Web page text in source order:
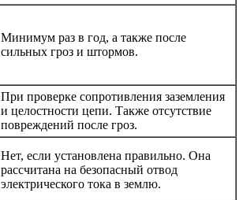
Минимум раз в год, а также после
сильных гроз и штормов.
При проверке сопротивления заземления
и целостности цепи. Также отсутствие
повреждений после гроз.
Нет, если установлена правильно. Она
рассчитана на безопасный отвод
электрического тока в землю.